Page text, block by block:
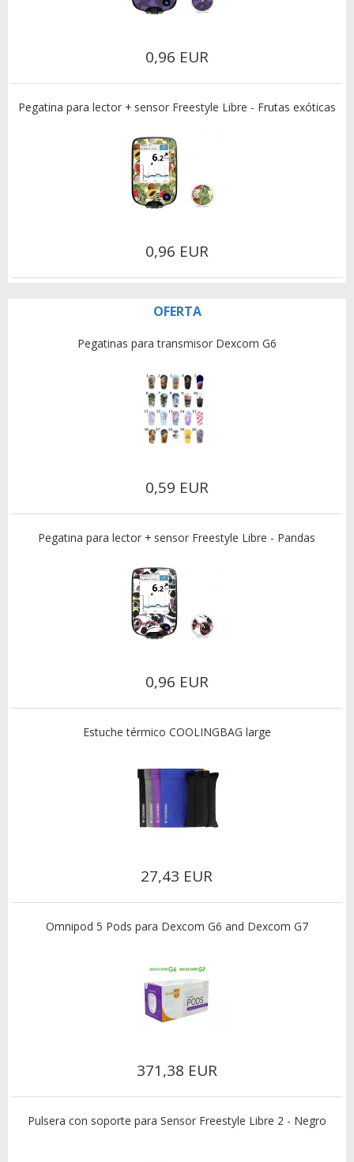
0,96 EUR
Pegatina para lector + sensor Freestyle Libre - Frutas exóticas
0,96 EUR
OFERTA
Pegatinas para transmisor Dexcom G6
0,59 EUR
Pegatina para lector + sensor Freestyle Libre - Pandas
0,96 EUR
Estuche térmico COOLINGBAG large
27,43 EUR
Omnipod 5 Pods para Dexcom G6 and Dexcom G7
371,38 EUR
Pulsera con soporte para Sensor Freestyle Libre 2 - Negro